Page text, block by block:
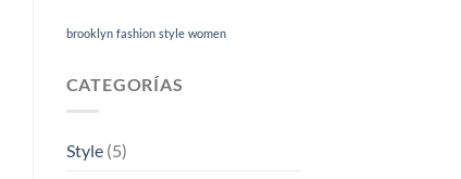
brooklyn fashion style women
CATEGORÍAS
Style(5)